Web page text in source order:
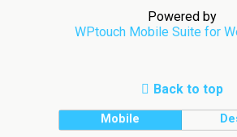
Powered by
WPtouch Mobile Suite for
Back to top
Mobile